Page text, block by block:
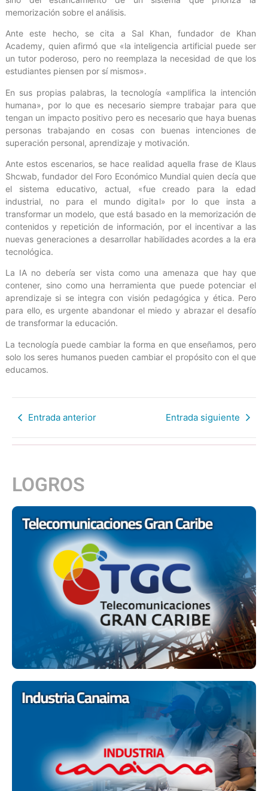
memorización sobre el análisis.
Ante este hecho, se cita a Sal Khan, fundador de Khan
Academy, quien afirmó que «la inteligencia artificial puede ser
un tutor poderoso, pero no reemplaza la necesidad de que los
estudiantes piensen por sí mismos».
En sus propias palabras, la tecnología «amplifica la intención
humana», por lo que es necesario siempre trabajar para que
tengan un impacto positivo pero es necesario que haya buenas
personas trabajando en cosas con buenas intenciones de
superación personal, aprendizaje y motivación.
Ante estos escenarios, se hace realidad aquella frase de Klaus
Shcwab, fundador del Foro Económico Mundial quien decía que
el sistema educativo, actual, «fue creado para la edad
industrial, no para el mundo digital» por lo que insta a
transformar un modelo, que está basado en la memorización de
contenidos y repetición de información, por el incentivar a las
nuevas generaciones a desarrollar habilidades acordes a la era
tecnológica.
La IA no debería ser vista como una amenaza que hay que
contener, sino como una herramienta que puede potenciar el
aprendizaje si se integra con visión pedagógica y ética. Pero
para ello, es urgente abandonar el miedo y abrazar el desafío
de transformar la educación.
La tecnología puede cambiar la forma en que enseñamos, pero
solo los seres humanos pueden cambiar el propósito con el que
educamos.
Entrada anterior Entrada siguiente
LOGROS